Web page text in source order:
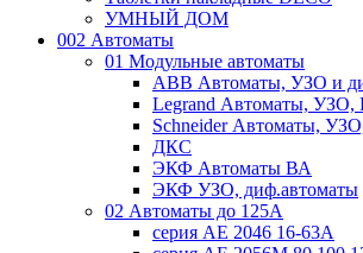
УМНЫЙ ДОМ
002 Автоматы
01 Модульные автоматы
ABB Автоматы, УЗО и
Legrand Автоматы, УЗО,
Schneider Автоматы,
ДКС
ЭКФ Автоматы ВА
ЭКФ УЗО, диф.автоматы
02 Автоматы до 125А
серия АЕ 2046 16-63А